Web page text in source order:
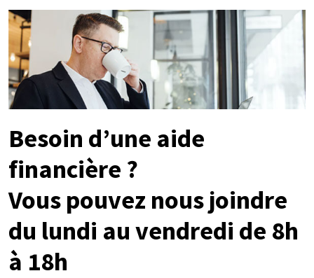
Besoin d’une aide
financière ?
Vous pouvez nous joindre
du lundi au vendredi de 8h
à 18h